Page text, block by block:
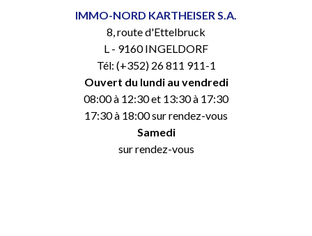
IMMO-NORD KARTHEISER S.A.
8, route d'Ettelbruck
L - 9160 INGELDORF
Tél: (+352) 26 811 911-1
Ouvert du lundi au vendredi
08:00 à 12:30 et 13:30 à 17:30
17:30 à 18:00 sur rendez-vous
Samedi
sur rendez-vous